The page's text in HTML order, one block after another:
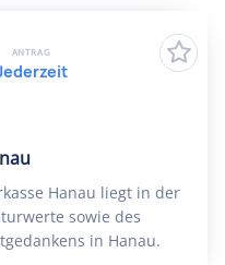
Hanau liegt in der
sowie des
in Hanau.
ANTRAG